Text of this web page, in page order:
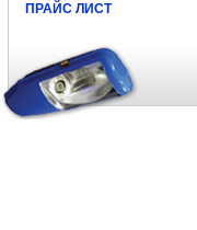
ПРАЙС ЛИСТ